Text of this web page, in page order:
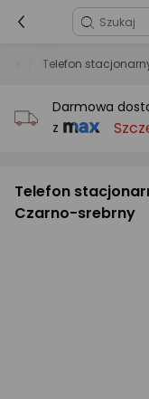
Telefon
Darmowa
z
Telefon
Czarno-srebrny